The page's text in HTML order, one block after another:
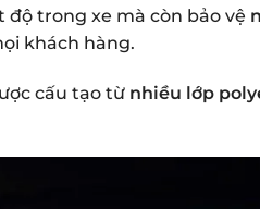
trong xe mà còn bảo vệ
khách hàng.
cấu tạo từ nhiều lớp